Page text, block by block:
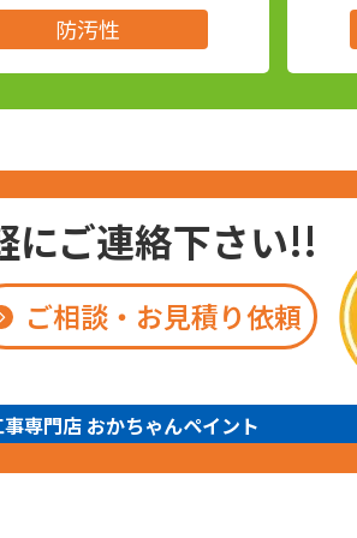
防汚性
にご連絡下さい!!
ご相談・お見積り依頼
専門店 おかちゃんペイント